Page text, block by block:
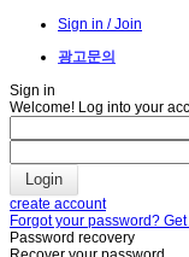
Sign in / Join
광고문의
Sign in
Welcome! Log into your
create account
Forgot your password?
Password recovery